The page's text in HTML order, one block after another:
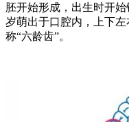
胚开始形成，出生时开
岁萌出于口腔内，上下
称“六龄齿”。